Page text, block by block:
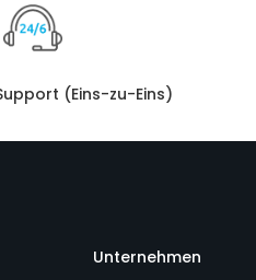
(Eins-zu-Eins)
Unternehmen